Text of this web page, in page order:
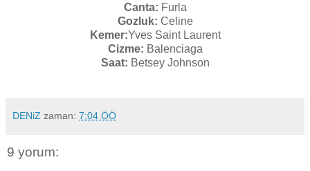
Canta: Furla
Gozluk: Celine
Kemer:Yves Saint Laurent
Cizme: Balenciaga
Saat: Betsey Johnson
DENiZ zaman: 7:04 ÖÖ
9 yorum: